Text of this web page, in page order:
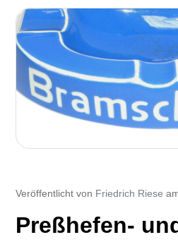
Veröffentlicht von Friedrich Riese
Preßhefen-